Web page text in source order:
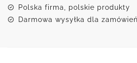
Polska firma, polskie produkty
Darmowa wysyłka dla